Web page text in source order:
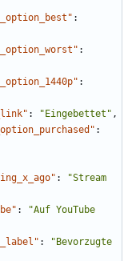
:
:
:
: "Eingebettet" ,
:
:
"Stream
:
"Auf YouTube
:
"Bevorzugte